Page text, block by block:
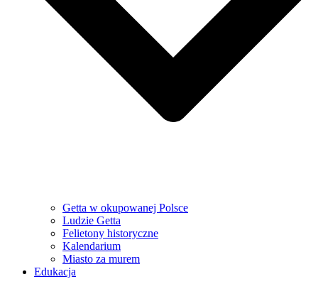
Getta w okupowanej Polsce
Ludzie Getta
Felietony historyczne
Kalendarium
Miasto za murem
Edukacja